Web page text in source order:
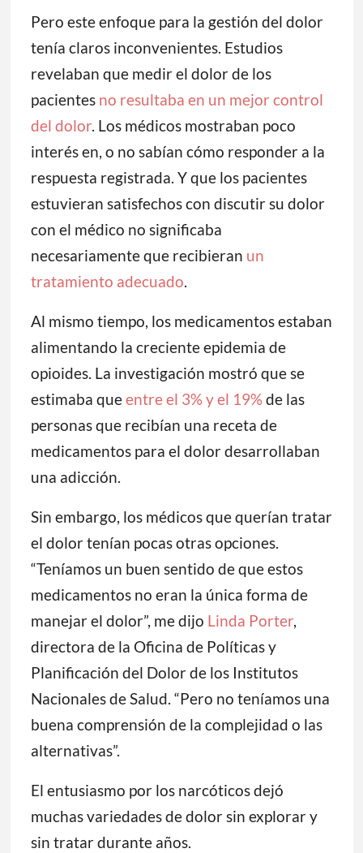
Pero este enfoque para la gestión del dolor
tenía claros inconvenientes. Estudios
revelaban que medir el dolor de los
pacientes no resultaba en un mejor control
del dolor. Los médicos mostraban poco
interés en, o no sabían cómo responder a la
respuesta registrada. Y que los pacientes
estuvieran satisfechos con discutir su dolor
con el médico no significaba
necesariamente que recibieran un
tratamiento adecuado.
Al mismo tiempo, los medicamentos estaban
alimentando la creciente epidemia de
opioides. La investigación mostró que se
estimaba queentre el 3% y el 19%de las
personas que recibían una receta de
medicamentos para el dolor desarrollaban
una adicción.
Sin embargo, los médicos que querían tratar
el dolor tenían pocas otras opciones.
“Teníamos un buen sentido de que estos
medicamentos no eran la única forma de
manejar el dolor”, me dijo Linda Porter,
directora de la Oficina de Políticas y
Planificación del Dolor de los Institutos
Nacionales de Salud. “Pero no teníamos una
buena comprensión de la complejidad o las
alternativas”.
El entusiasmo por los narcóticos dejó
muchas variedades de dolor sin explorar y
sin tratar durante años.